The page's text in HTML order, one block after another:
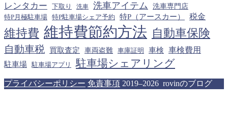
レンタカー
下取り 洗車 洗車アイテム
洗車専門店
特P月極駐車場
特P駐車場シェア予約 特P（アースカー） 税金
維持費 維持費節約方法 自動車保険
自動車税 買取査定 車両盗難 車庫証明 車検 車検費用
駐車場 駐車場アプリ 駐車場シェアリング
プライバシーポリシー 免責事項 2019–2026 rovinのブログ